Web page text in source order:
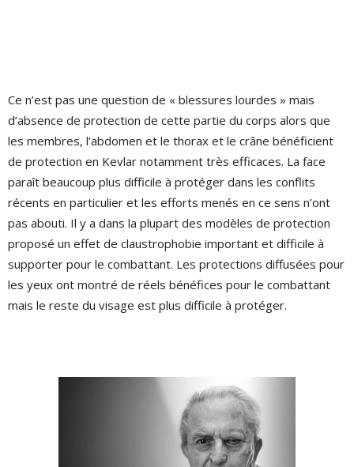
Ce n’est pas une question de « blessures lourdes » mais
d’absence de protection de cette partie du corps alors que
les membres, l’abdomen et le thorax et le crâne bénéficient
de protection en Kevlar notamment très efficaces. La face
paraît beaucoup plus difficile à protéger dans les conflits
récents en particulier et les efforts menés en ce sens n’ont
pas abouti. Il y a dans la plupart des modèles de protection
proposé un effet de claustrophobie important et difficile à
supporter pour le combattant. Les protections diffusées pour
les yeux ont montré de réels bénéfices pour le combattant
mais le reste du visage est plus difficile à protéger.